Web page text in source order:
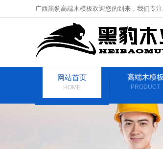
广西黑豹高端木模板欢迎您的到来，我们专
网站首页
HOME
高端木模板
PRODUCT